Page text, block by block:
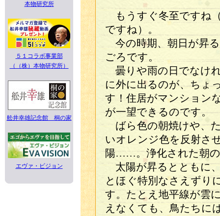
本物研究所
５１コラボ事業部
（（株）本物研究所）
舩井幸雄記念館 桐の家
エヴァ・ビジョン
もうすぐ冬至ですね
ですね）。
今の時期、朝日が昇
ごろです。
曇りや雨の日でなけ
に外に出るのが、ちょ
す！住居がマンション
が一望できるのです。
ばら色の朝焼けや、
いオレンジ色を反射さ
陽……。浄化された朝
太陽が昇るとともに
とほぐ特別なさえずり
す。たとえ地平線が雲
えなくても、鳥たちに